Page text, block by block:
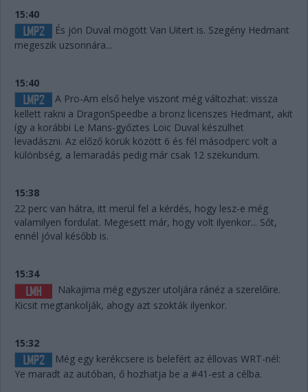
15:40
És jön Duval mögött Van Uitert is. Szegény Hedmant
megeszik uzsonnára...
15:40
A Pro-Am első helye viszont még változhat: vissza
kellett rakni a DragonSpeedbe a bronz licenszes Hedmant, akit
így a korábbi Le Mans-győztes Loic Duval készülhet
levadászni. Az előző körük között 6 és fél másodperc volt a
különbség, a lemaradás pedig már csak 12 szekundum.
15:38
22 perc van hátra, itt merül fel a kérdés, hogy lesz-e még
valamilyen fordulat. Megesett már, hogy volt ilyenkor... Sőt,
ennél jóval később is.
15:34
Nakajima még egyszer utoljára ránéz a szerelőire.
Kicsit megtankolják, ahogy azt szokták ilyenkor.
15:32
Még egy kerékcsere is belefért az éllovas WRT-nél:
Ye maradt az autóban, ő hozhatja be a #41-est a célba.